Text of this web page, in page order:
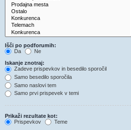
Išči po podforumih:
Da
Ne
Iskanje znotraj:
Zadeve prispevkov in besedilo sporočil
Samo besedilo sporočila
Samo naslovi tem
Samo prvi prispevek v temi
Prikaži rezultate kot:
Prispevkov
Teme